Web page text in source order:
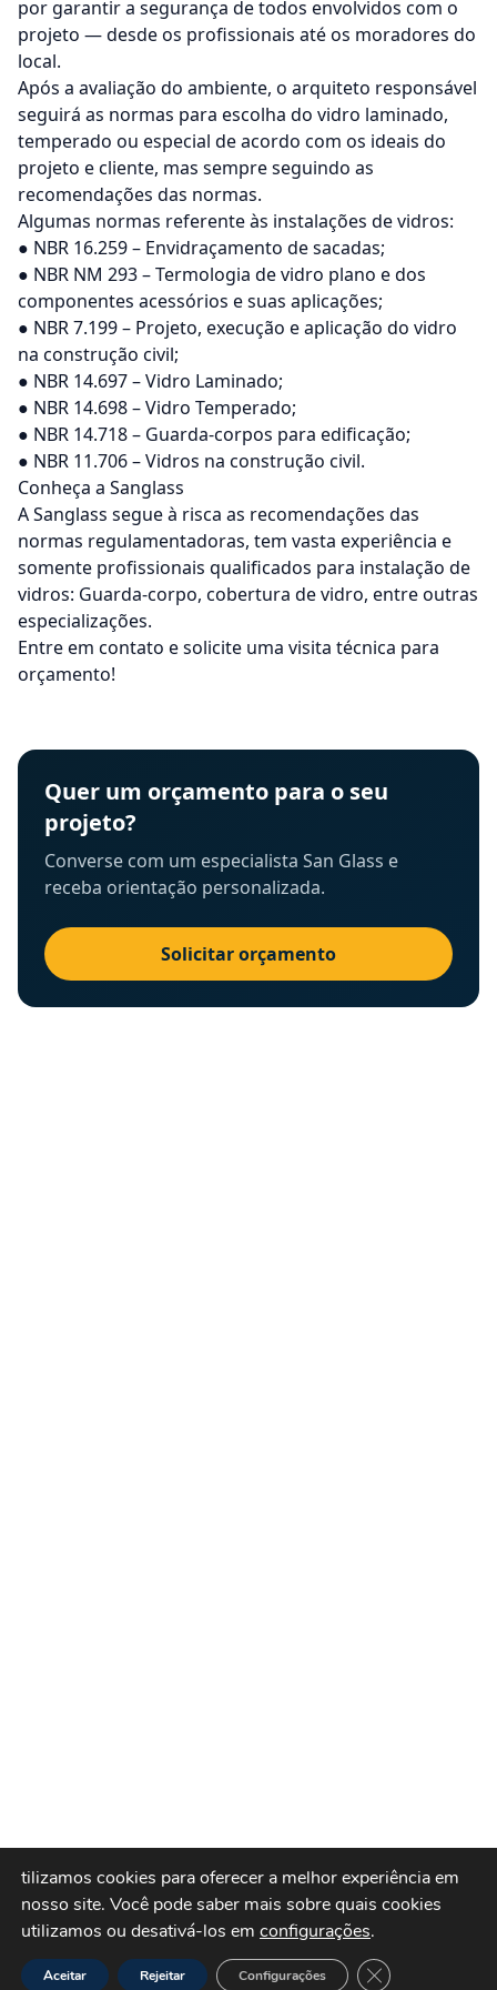
por garantir a segurança de todos envolvidos com o
projeto — desde os profissionais até os moradores do
local.
Após a avaliação do ambiente, o arquiteto responsável
seguirá as normas para escolha do vidro laminado,
temperado ou especial de acordo com os ideais do
projeto e cliente, mas sempre seguindo as
recomendações das normas.
Algumas normas referente às instalações de vidros:
● NBR 16.259 – Envidraçamento de sacadas;
● NBR NM 293 – Termologia de vidro plano e dos
componentes acessórios e suas aplicações;
● NBR 7.199 – Projeto, execução e aplicação do vidro
na construção civil;
● NBR 14.697 – Vidro Laminado;
● NBR 14.698 – Vidro Temperado;
● NBR 14.718 – Guarda-corpos para edificação;
● NBR 11.706 – Vidros na construção civil.
Conheça a Sanglass
A Sanglass segue à risca as recomendações das
normas regulamentadoras, tem vasta experiência e
somente profissionais qualificados para instalação de
vidros: Guarda-corpo, cobertura de vidro, entre outras
especializações.
Entre em contato e solicite uma visita técnica para
orçamento!
Quer um orçamento para o seu
projeto?
Converse com um especialista San Glass e
receba orientação personalizada.
Solicitar orçamento
tilizamos cookies para oferecer a melhor experiência em
nosso site. Você pode saber mais sobre quais cookies
utilizamos ou desativá-los em configurações.
Aceitar Rejeitar Configurações Close GDPR